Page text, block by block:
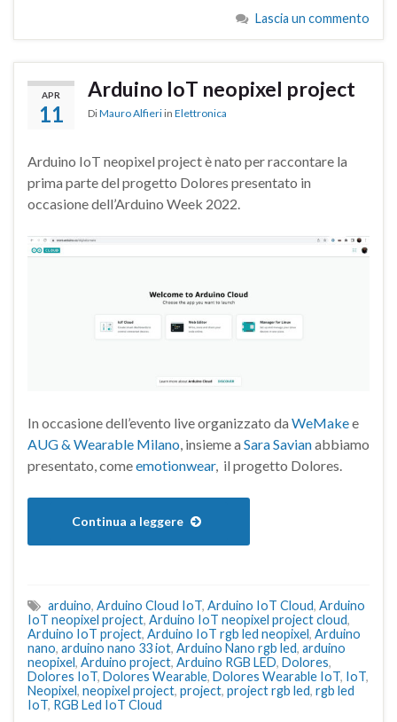
Lascia un commento
APR
11
Arduino IoT neopixel project
DiMauro Alfieri in Elettronica
Arduino IoT neopixel project è nato per raccontare la
prima parte del progetto Dolores presentato in
occasione dell’Arduino Week 2022.
In occasione dell’evento live organizzato da WeMakee
AUG & Wearable Milano , insieme a Sara Savianabbiamo
presentato, comeemotionwear, il progetto Dolores.
Continua a leggere
arduino, Arduino Cloud IoT, Arduino IoT Cloud, Arduino
IoT neopixel project, Arduino IoT neopixel project cloud,
Arduino IoT project, Arduino IoT rgb led neopixel, Arduino
nano, arduino nano 33 iot, Arduino Nano rgb led, arduino
neopixel, Arduino project, Arduino RGB LED, Dolores,
Dolores IoT, Dolores Wearable, Dolores Wearable IoT, IoT,
Neopixel, neopixel project, project, project rgb led, rgb led
IoT, RGB Led IoT Cloud